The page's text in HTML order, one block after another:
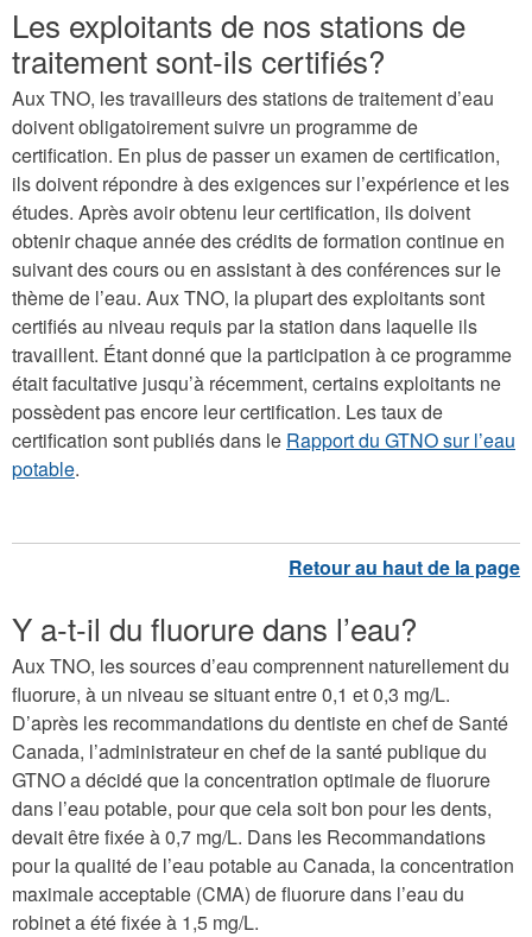
Les exploitants de nos stations de
traitement sont-ils certifiés?
Aux TNO, les travailleurs des stations de traitement d’eau
doivent obligatoirement suivre un programme de
certification. En plus de passer un examen de certification,
ils doivent répondre à des exigences sur l’expérience et les
études. Après avoir obtenu leur certification, ils doivent
obtenir chaque année des crédits de formation continue en
suivant des cours ou en assistant à des conférences sur le
thème de l’eau. Aux TNO, la plupart des exploitants sont
certifiés au niveau requis par la station dans laquelle ils
travaillent. Étant donné que la participation à ce programme
était facultative jusqu’à récemment, certains exploitants ne
possèdent pas encore leur certification. Les taux de
certification sont publiés dans le Rapport du GTNO sur l’eau
potable.
Y a-t-il du fluorure dans l’eau?
Aux TNO, les sources d’eau comprennent naturellement du
fluorure, à un niveau se situant entre 0,1 et 0,3 mg/L.
D’après les recommandations du dentiste en chef de Santé
Canada, l’administrateur en chef de la santé publique du
GTNO a décidé que la concentration optimale de fluorure
dans l’eau potable, pour que cela soit bon pour les dents,
devait être fixée à 0,7 mg/L. Dans les Recommandations
pour la qualité de l’eau potable au Canada, la concentration
maximale acceptable (CMA) de fluorure dans l’eau du
robinet a été fixée à 1,5 mg/L.